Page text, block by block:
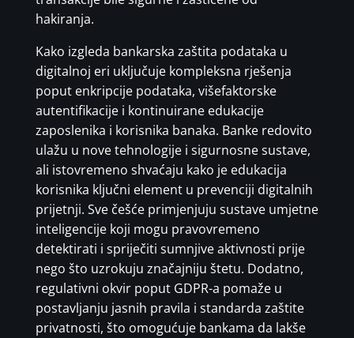
hakiranja.
Kako izgleda bankarska zaštita podataka u
digitalnoj eri uključuje kompleksna rješenja
poput enkripcije podataka, višefaktorske
autentifikacije i kontinuirane edukacije
zaposlenika i korisnika banaka. Banke redovito
ulažu u nove tehnologije i sigurnosne sustave,
ali istovremeno shvaćaju kako je edukacija
korisnika ključni element u prevenciji digitalnih
prijetnji. Sve češće primjenjuju sustave umjetne
inteligencije koji mogu pravovremeno
detektirati i spriječiti sumnjive aktivnosti prije
nego što uzrokuju značajniju štetu. Dodatno,
regulativni okvir poput GDPR-a pomaže u
postavljanju jasnih pravila i standarda zaštite
privatnosti, što omogućuje bankama da lakše